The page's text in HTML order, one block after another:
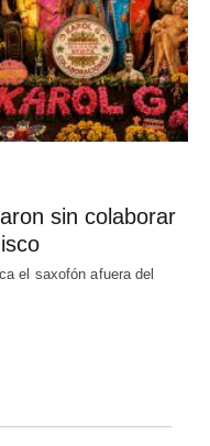
sin colaborar
el saxofón afuera del